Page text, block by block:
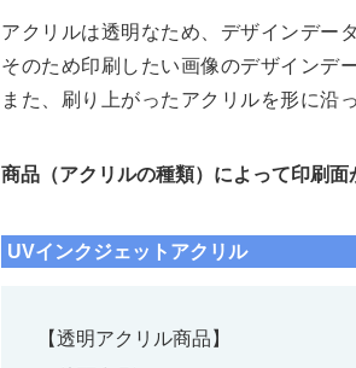
アクリルは透明なため、デザインデー
そのため印刷したい画像のデザインデ
また、刷り上がったアクリルを形に沿
商品（アクリルの種類）によって印刷面
UVインクジェットアクリル
【透明アクリル商品】